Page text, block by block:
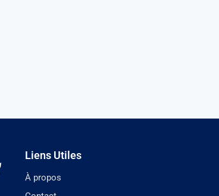
Liens Utiles
À propos